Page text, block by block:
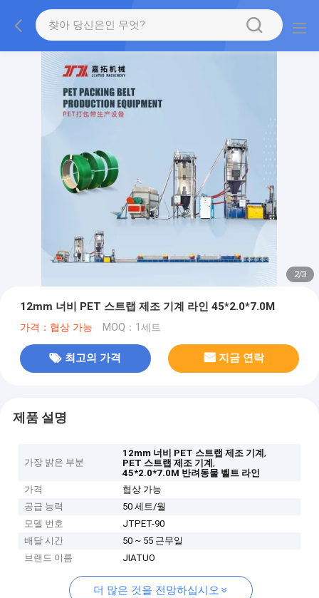
2/3
12mm 너비 PET 스트랩 제조 기계 라인 45*2.0*7.0M
가격：협상 가능 MOQ：1세트
최고의 가격 지금 연락
제품 설명
가장 밝은 부분
12mm 너비 PET 스트랩 제조 기계,
PET 스트랩 제조 기계,
45*2.0*7.0M 반려동물 벨트 라인
가격
협상 가능
공급 능력
50 세트/월
모델 번호
JTPET-90
배달 시간
50 ~ 55 근무일
브랜드 이름
JIATUO
더 많은 것을 전망하십시오